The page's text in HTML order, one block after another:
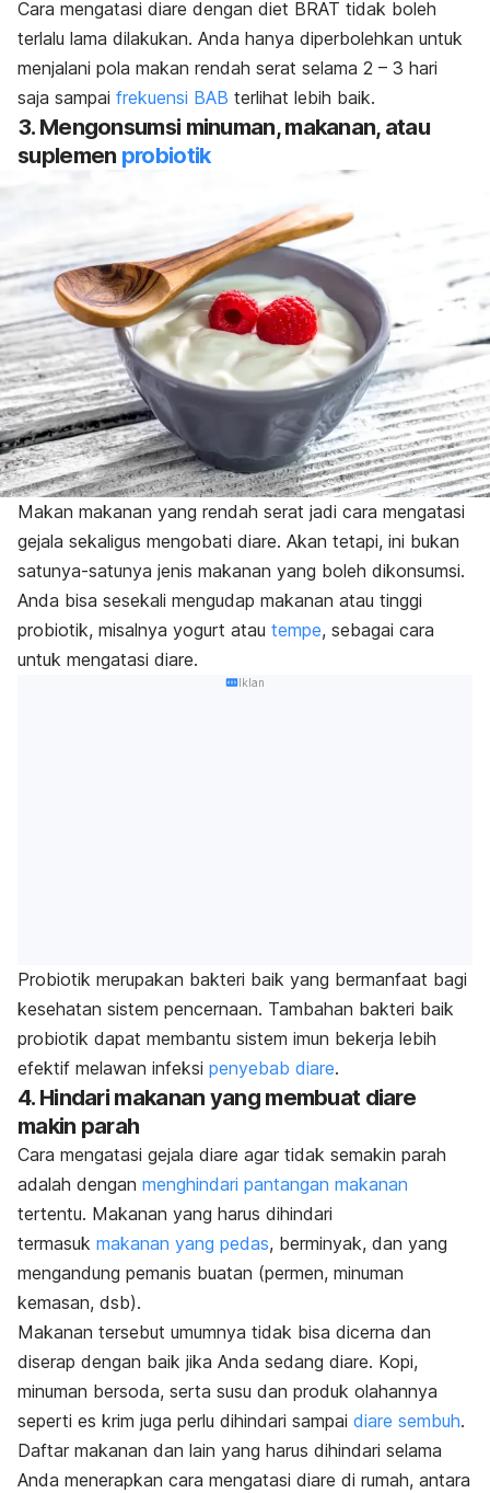
Cara mengatasi diare dengan diet BRAT tidak boleh
terlalu lama dilakukan. Anda hanya diperbolehkan untuk
menjalani pola makan rendah serat selama 2 – 3 hari
saja sampai frekuensi BAB terlihat lebih baik.
3. Mengonsumsi minuman, makanan, atau
suplemen probiotik
Makan makanan yang rendah serat jadi cara mengatasi
gejala sekaligus mengobati diare. Akan tetapi, ini bukan
satunya-satunya jenis makanan yang boleh dikonsumsi.
Anda bisa sesekali mengudap makanan atau tinggi
probiotik, misalnya yogurt atau tempe, sebagai cara
untuk mengatasi diare.
Iklan
Probiotik merupakan bakteri baik yang bermanfaat bagi
kesehatan sistem pencernaan. Tambahan bakteri baik
probiotik dapat membantu sistem imun bekerja lebih
efektif melawan infeksi penyebab diare.
4. Hindari makanan yang membuat diare
makin parah
Cara mengatasi gejala diare agar tidak semakin parah
adalah dengan menghindari pantangan makanan
tertentu. Makanan yang harus dihindari
termasuk makanan yang pedas, berminyak, dan yang
mengandung pemanis buatan (permen, minuman
kemasan, dsb).
Makanan tersebut umumnya tidak bisa dicerna dan
diserap dengan baik jika Anda sedang diare. Kopi,
minuman bersoda, serta susu dan produk olahannya
seperti es krim juga perlu dihindari sampai diare sembuh.
Daftar makanan dan lain yang harus dihindari selama
Anda menerapkan cara mengatasi diare di rumah, antara